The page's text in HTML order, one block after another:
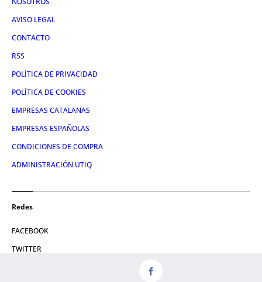
AVISO LEGAL
CONTACTO
RSS
POLÍTICA DE PRIVACIDAD
POLÍTICA DE COOKIES
EMPRESAS CATALANAS
EMPRESAS ESPAÑOLAS
CONDICIONES DE COMPRA
ADMINISTRACIÓN UTIQ
Redes
FACEBOOK
TWITTER